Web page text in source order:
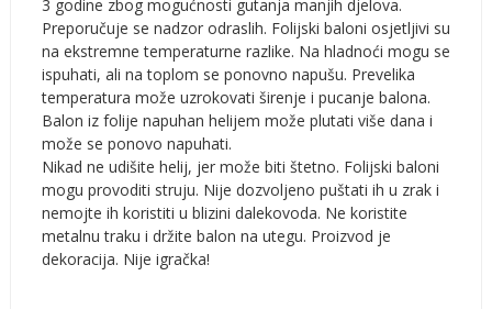
3 godine zbog mogućnosti gutanja manjih djelova.
Preporučuje se nadzor odraslih. Folijski baloni osjetljivi su
na ekstremne temperaturne razlike. Na hladnoći mogu se
ispuhati, ali na toplom se ponovno napušu. Prevelika
temperatura može uzrokovati širenje i pucanje balona.
Balon iz folije napuhan helijem može plutati više dana i
može se ponovo napuhati.
Nikad ne udišite helij, jer može biti štetno. Folijski baloni
mogu provoditi struju. Nije dozvoljeno puštati ih u zrak i
nemojte ih koristiti u blizini dalekovoda. Ne koristite
metalnu traku i držite balon na utegu. Proizvod je
dekoracija. Nije igračka!